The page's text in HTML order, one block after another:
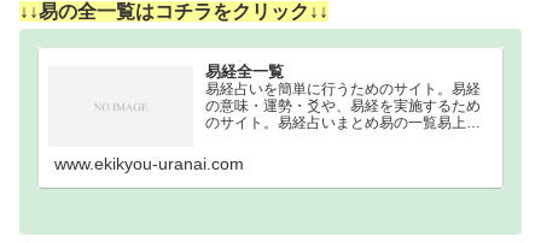
↓↓易の全一覧はコチラをクリック↓↓
易経全一覧
易経占いを簡単に行うためのサイト。易経
の意味・運勢・爻や、易経を実施するため
のサイト。易経占いまとめ易の一覧易上卦
乾（けん）☰☰2｜坤為地｜こんいち坤（こ
ん）坤（こん）☷☷3｜水雷屯｜すいらいち
ゅん坎…
www.ekikyou-uranai.com